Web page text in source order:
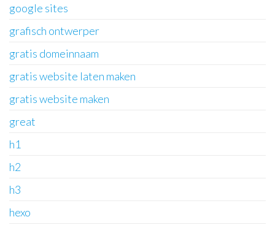
google sites
grafisch ontwerper
gratis domeinnaam
gratis website laten maken
gratis website maken
great
h1
h2
h3
hexo